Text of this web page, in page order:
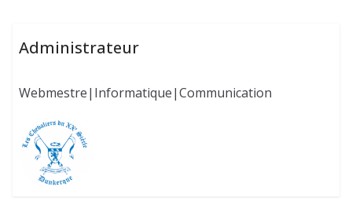
Administrateur
Webmestre|Informatique|Communication